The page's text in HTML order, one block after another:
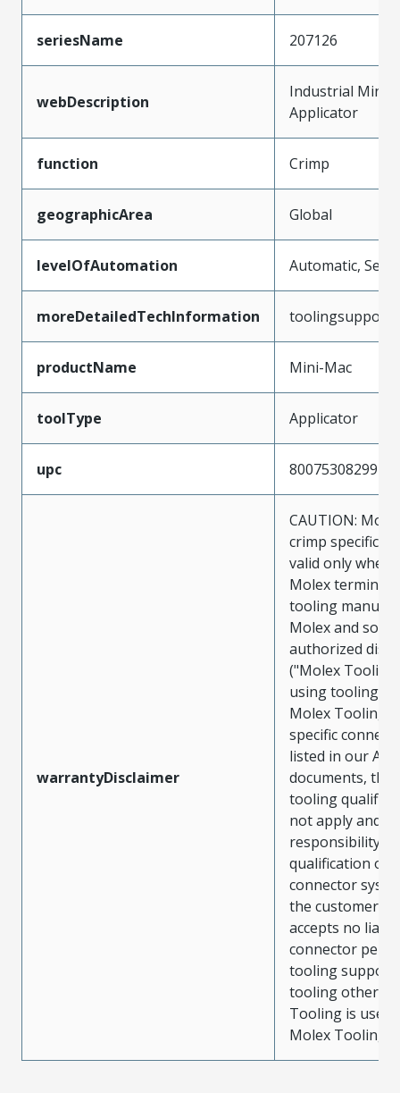
seriesName 207126
webDescription
Industrial Mini-
Applicator
function Crimp
geographicArea Global
levelOfAutomation Automatic,
moreDetailedTechInformation
productName Mini-Mac
toolType Applicator
upc 800753082991
warrantyDisclaimer
CAUTION:
crimp
valid only when
Molex
tooling
Molex and sold
authorized
("Molex
using tooling
Molex Tooling
specific
listed in our ATS
documents, the
tooling
not apply and
responsibility
qualification of
connector
the customer.
accepts no
connector
tooling support
tooling other
Tooling is used
Molex Tooling